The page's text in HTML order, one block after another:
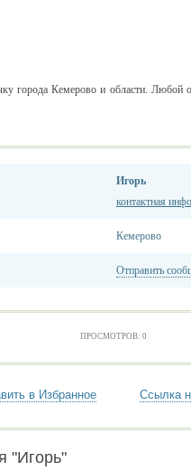
города Кемерово и области. Любой
Игорь
контактная
Кемерово
Отправить
ПРОСМОТРОВ: 0
в Избранное Ссылка
"Игорь"